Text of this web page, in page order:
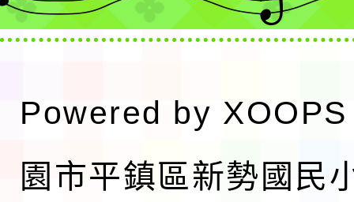
Powered by XOOPS
園市平鎮區新勢國民